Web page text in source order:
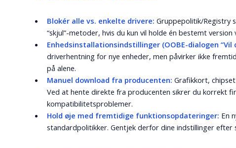
Blokér alle vs. enkelte drivere: Gruppepolitik/Registry
“skjul”-metoder, hvis du kun vil holde én bestemt version
Enhedsinstallationsindstillinger (OOBE-dialogen
driverhentning for nye enheder, men påvirker ikke
på alene.
Manuel download fra producenten: Grafikkort,
Ved at hente direkte fra producenten sikrer du korrekt
kompatibilitetsproblemer.
Hold øje med fremtidige funktionsopdateringer: En
standardpolitikker. Gentjek derfor dine indstillinger